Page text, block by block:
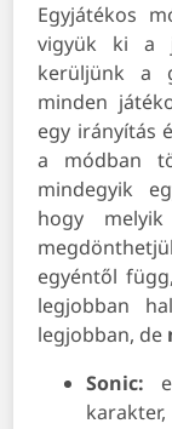
Egyjátékos
vigyük ki a
kerüljünk a
minden
egy irányítás
a módban
mindegyik
hogy
egyéntől
legjobban
legjobban, de
Sonic: